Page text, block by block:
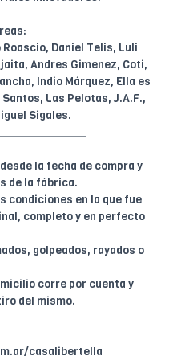
Daniel Telis, Luli
Andres Gimenez, Coti,
Indio Márquez, Ella es
Las Pelotas, J.A.F.,
Sigales.
la fecha de compra y
de la fábrica.
condiciones en la que fue
completo y en perfecto
golpeados, rayados o
corre por cuenta y
del mismo.
casalibertella